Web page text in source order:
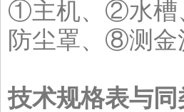
①主机、②水槽
防尘罩、⑧测
技术规格表与